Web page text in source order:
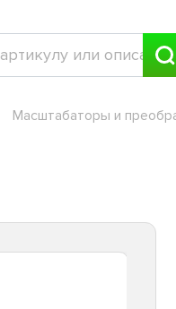
Масштабаторы и